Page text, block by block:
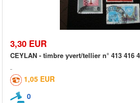
3,30 EUR
CEYLAN - timbre yvert/tellier n° 413 416
1,05 EUR
0